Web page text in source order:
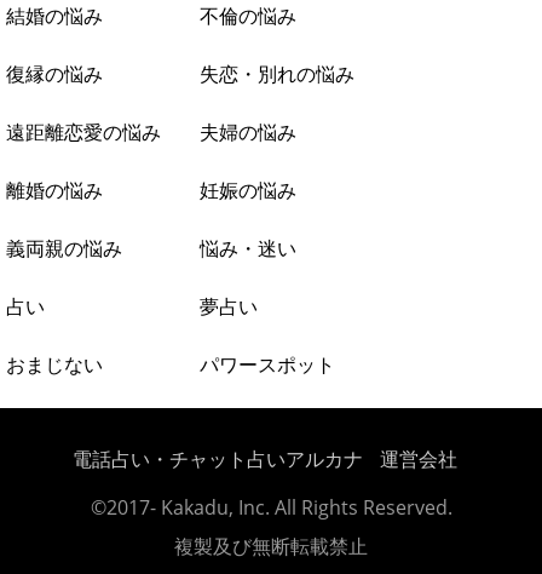
結婚の悩み 不倫の悩み
復縁の悩み 失恋・別れの悩み
遠距離恋愛の悩み 夫婦の悩み
離婚の悩み 妊娠の悩み
義両親の悩み 悩み・迷い
占い 夢占い
おまじない パワースポット
電話占い・チャット占いアルカナ
運営会社
©2017- Kakadu, Inc. All Rights Reserved.
複製及び無断転載禁止